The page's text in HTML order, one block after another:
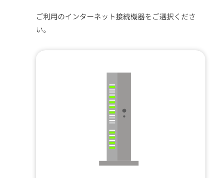
ご利用のインターネット接続機器をご選択くださ
い。